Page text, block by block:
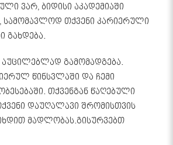
ვარ, ბიდისი აკადემიაში
სამომავლოდ თქვენი კარიერული
გახდება.
გამომადგება.
წინსვლაში და ჩემი
თქვენგან წაღებული
დაუღალავი შრომისთვის
მადლობას.გისურვებთ